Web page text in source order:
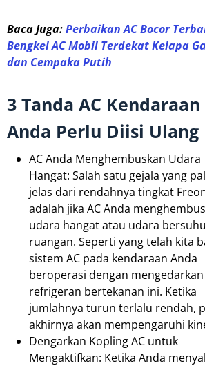
Baca Juga:Perbaikan AC Bocor
Bengkel AC Mobil Terdekat Kelapa
dan Cempaka Putih
3 Tanda AC Kendaraan
Anda Perlu Diisi Ulang
AC Anda Menghembuskan Udara
Hangat: Salah satu gejala yang
jelas dari rendahnya tingkat
adalah jika AC Anda
udara hangat atau udara bersuhu
ruangan. Seperti yang telah kita
sistem AC pada kendaraan Anda
beroperasi dengan mengedarkan
refrigeran bertekanan ini. Ketika
jumlahnya turun terlalu rendah,
akhirnya akan mempengaruhi
Dengarkan Kopling AC untuk
Mengaktifkan: Ketika Anda